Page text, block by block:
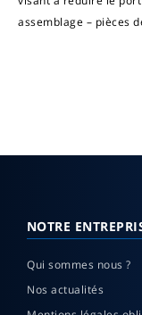
assemblage – pièces
NOTRE
Qui sommes nous ?
Nos actualités